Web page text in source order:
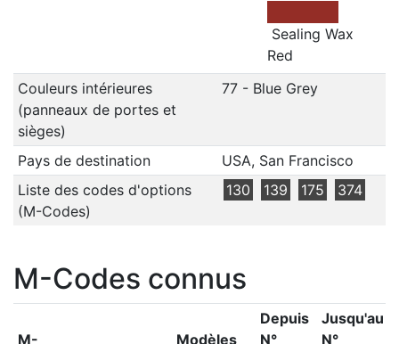
Sealing Wax
Red
Couleurs intérieures
(panneaux de portes et
sièges)
77 - Blue Grey
Pays de destination
USA, San Francisco
Liste des codes d'options
(M-Codes)
130 139 175 374
M-Codes connus
M-
Modèles
Depuis
N°
Jusqu'au
N°